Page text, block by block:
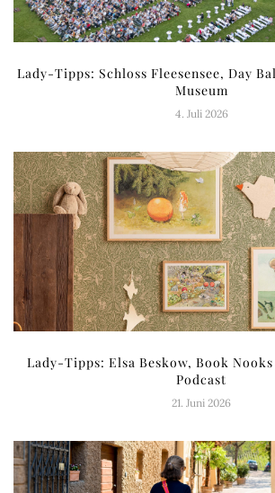
Lady-Tipps: Schloss Fleesensee, Day
Museum
4. Juli 2026
Lady-Tipps: Elsa Beskow, Book
Podcast
21. Juni 2026